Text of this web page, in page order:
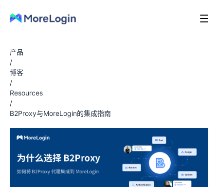
产品
/
博客
/
Resources
/
B2Proxy与MoreLogin的集成指南